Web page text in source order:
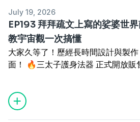
信」、離開卻哭著道謝的踢館個案
的她，同樣的課題換個肉身又來考
我們都在把自己的人生，活成最高的
量，拿回到自己身上。✨
去年仙姑行不行企劃、大受好評的
此次七夕再次推出，即日起購買星
母、太上老君手中習得的一身本領
📜 為什麼大家都叫祂「大道公」？
的由來
🐉 點龍睛、醫虎喉：興濟宮的眼科
麼是黑的
🧵 一條絲線隔空診脈，識破皇帝綁
文皇后
🌌 現在的神明為什麼比較不容易顯
July 19, 2026
EP193 拜拜疏文上寫的娑婆世
教宇宙觀一次搞懂
大家久等了！歷經長時間設計與製
面！ 🔥三太子護身法器 正式開放販
器✨ 火尖槍✨ 乾坤圈✨ 混天綾✨
煞、開運、願力加速顯化的象徵融
有緣人，成為生活中的守護力量。購
結:https://goodtime.college/